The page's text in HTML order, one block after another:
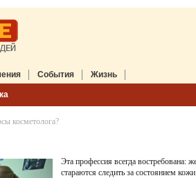
События Жизнь
косметолога?
Эта профессия всегда востребована:
стараются следить за состоянием